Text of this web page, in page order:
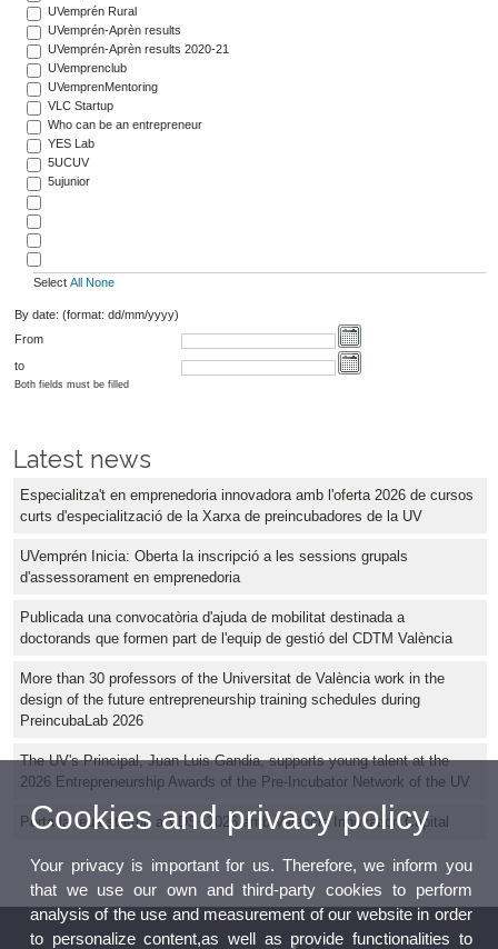
UVemprén Rural
UVemprén-Aprèn results
UVemprén-Aprèn results 2020-21
UVemprenclub
UVemprenMentoring
VLC Startup
Who can be an entrepreneur
YES Lab
5UCUV
5ujunior
Select All None
By date: (format: dd/mm/yyyy)
From
to
Both fields must be filled
Latest news
Especialitza't en emprenedoria innovadora amb l'oferta 2026 de cursos
curts d'especialització de la Xarxa de preincubadores de la UV
UVemprén Inicia: Oberta la inscripció a les sessions grupals
d'assessorament en emprenedoria
Publicada una convocatòria d'ajuda de mobilitat destinada a
doctorands que formen part de l'equip de gestió del CDTM València
More than 30 professors of the Universitat de València work in the
design of the future entrepreneurship training schedules during
PreincubaLab 2026
The UV's Principal, Juan Luis Gandia, supports young talent at the
2026 Entrepreneurship Awards of the Pre-Incubator Network of the UV
Porta la teua startup a VDS+2026 amb València Innovation Capital
Cookies and privacy policy
Your privacy is important for us. Therefore, we inform you
that we use our own and third-party cookies to perform
analysis of the use and measurement of our website in order
to personalize content,as well as provide functionalities to